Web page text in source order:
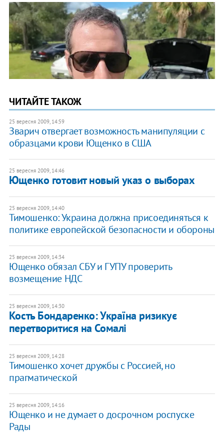
ЧИТАЙТЕ ТАКОЖ
25 вересня 2009, 14:59
Зварич отвергает возможность манипуляции с
образцами крови Ющенко в США
25 вересня 2009, 14:46
Ющенко готовит новый указ о выборах
25 вересня 2009, 14:40
Тимошенко: Украина должна присоединяться к
политике европейской безопасности и обороны
25 вересня 2009, 14:34
Ющенко обязал СБУ и ГУПУ проверить
возмещение НДС
25 вересня 2009, 14:30
Кость Бондаренко: Україна ризикує
перетворитися на Сомалі
25 вересня 2009, 14:28
Тимошенко хочет дружбы с Россией, но
прагматической
25 вересня 2009, 14:16
Ющенко и не думает о досрочном роспуске
Рады